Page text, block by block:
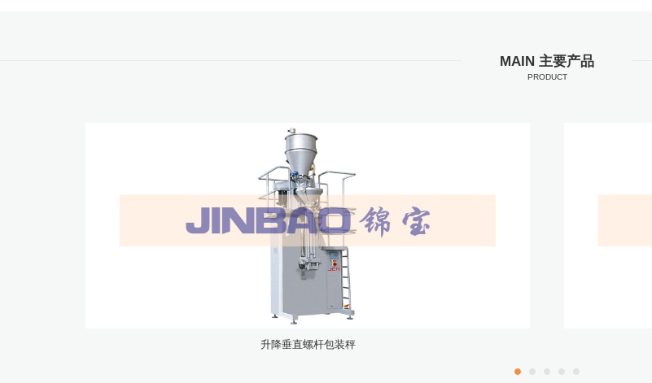
MAIN 主要产品
PRODUCT
升降垂直螺杆包装秤